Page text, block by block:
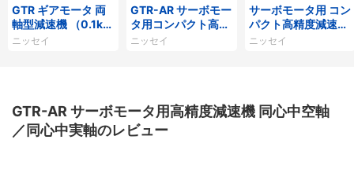
GTR ギアモータ 両
軸型減速機 （0.1kW
～2.2kW）平行軸
ニッセイ
GTR-AR サーボモー
タ用コンパクト高精
度減速機AFC 同心中
ニッセイ
サーボモータ用 コン
パクト高精度減速機
精度3分・15分仕様
ニッセイ
GTR-AR サーボモータ用高精度減速機 同心中空軸
／同心中実軸のレビュー